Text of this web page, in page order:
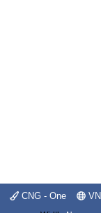
CNG - One VN